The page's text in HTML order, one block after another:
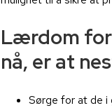
Lærdom for
nå, er at
Sørge for at de i